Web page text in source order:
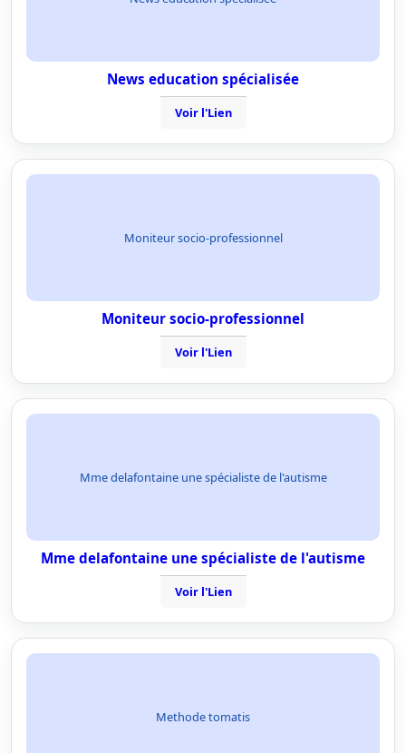
News education spécialisée
Voir l'Lien
Moniteur socio-professionnel
Moniteur socio-professionnel
Voir l'Lien
Mme delafontaine une spécialiste de l'autisme
Mme delafontaine une spécialiste de l'autisme
Voir l'Lien
Methode tomatis